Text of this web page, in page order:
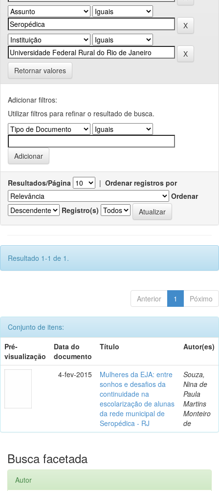
Retornar valores
Adicionar filtros:
Utilizar filtros para refinar o resultado de busca.
Resultados/Página | Ordenar registros por
Ordenar
Registro(s)
Resultado 1-1 de 1.
Anterior 1 Póximo
Conjunto de itens:
Pré-
visualização
Data do
documento
Título Autor(es)
4-fev-2015
Mulheres da EJA: entre
sonhos e desafios da
continuidade na
escolarização de alunas
da rede municipal de
Seropédica - RJ
Souza,
Nina de
Paula
Martins
Monteiro
de
Busca facetada
Autor